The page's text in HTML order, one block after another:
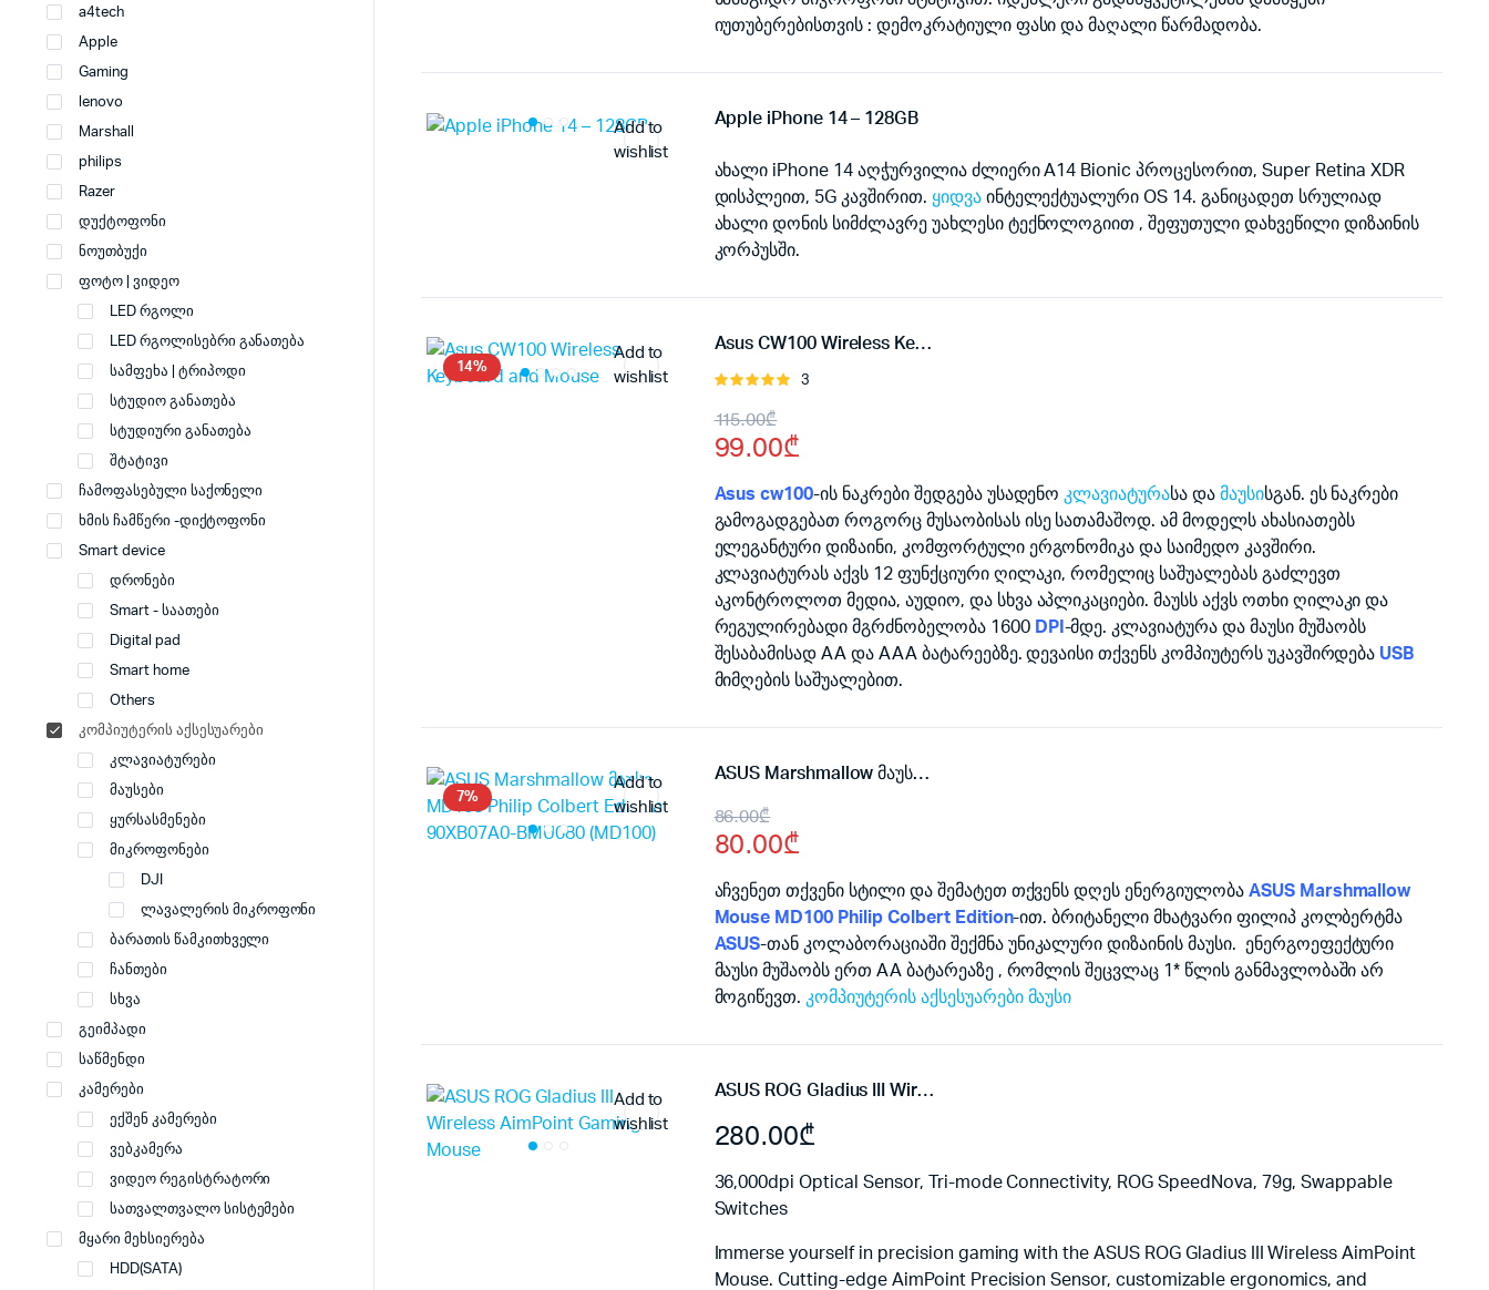
65.00₾.
48.00₾.
იუთუბერებისთვის : დემოკრატიული ფასი და მაღალი წარმადობა.
Add to
wishlist
Apple iPhone 14 – 128GB
ახალი iPhone 14 აღჭურვილია ძლიერი A14 Bionic პროცესორით, Super Retina XDR
დისპლეით, 5G კავშირით. ყიდვაინტელექტუალური OS 14. განიცადეთ სრულიად
ახალი დონის სიმძლავრე უახლესი ტექნოლოგიით , შეფუთული დახვეწილი დიზაინის
კორპუსში.
14%
Add to
wishlist
Asus CW100 Wireless Keyboard and Mouse
შეფასება
დან
3
115.00₾
Original
price
was:
115.00₾.
99.00₾
Current
price
is:
99.00₾.
Asus cw100-ის ნაკრები შედგება უსადენო კლავიატურასა და მაუსისგან. ეს ნაკრები
გამოგადგებათ როგორც მუსაობისას ისე სათამაშოდ. ამ მოდელს ახასიათებს
ელეგანტური დიზაინი, კომფორტული ერგონომიკა და საიმედო კავშირი.
კლავიატურას აქვს 12 ფუნქციური ღილაკი, რომელიც საშუალებას გაძლევთ
აკონტროლოთ მედია, აუდიო, და სხვა აპლიკაციები. მაუსს აქვს ოთხი ღილაკი და
რეგულირებადი მგრძნობელობა 1600 DPI -მდე. კლავიატურა და მაუსი მუშაობს
შესაბამისად AA და AAA ბატარეებზე. დევაისი თქვენს კომპიუტერს უკავშირდება USB
მიმღების საშუალებით.
7%
Add to
wishlist
ASUS Marshmallow მაუსი MD100 Philip Colbert Edition 90XB07A0-BMU080 (MD100)
86.00₾
Original
price
was:
86.00₾.
80.00₾
Current
price
is:
80.00₾.
აჩვენეთ თქვენი სტილი და შემატეთ თქვენს დღეს ენერგიულობა ASUS Marshmallow
Mouse MD100 Philip Colbert Edition-ით. ბრიტანელი მხატვარი ფილიპ კოლბერტმა
ASUS-თან კოლაბორაციაში შექმნა უნიკალური დიზაინის მაუსი. ენერგოეფექტური
მაუსი მუშაობს ერთ AA ბატარეაზე , რომლის შეცვლაც 1* წლის განმავლობაში არ
მოგიწევთ. კომპიუტერის აქსესუარები მაუსი
Add to
wishlist
ASUS ROG Gladius III Wireless AimPoint Gaming Mouse
280.00₾
36,000dpi Optical Sensor, Tri-mode Connectivity, ROG SpeedNova, 79g, Swappable
Switches
Immerse yourself in precision gaming with the ASUS ROG Gladius III Wireless AimPoint
Mouse. Cutting-edge AimPoint Precision Sensor, customizable ergonomics, and
a4tech
Apple
Gaming
lenovo
Marshall
philips
Razer
დუქტოფონი
ნოუთბუქი
ფოტო | ვიდეო
LED რგოლი
LED რგოლისებრი განათება
სამფეხა | ტრიპოდი
სტუდიო განათება
სტუდიური განათება
შტატივი
ჩამოფასებული საქონელი
ხმის ჩამწერი -დიქტოფონი
Smart device
დრონები
Smart - საათები
Digital pad
Smart home
Others
კომპიუტერის აქსესუარები
კლავიატურები
მაუსები
ყურსასმენები
მიკროფონები
DJI
ლავალერის მიკროფონი
ბარათის წამკითხველი
ჩანთები
სხვა
გეიმპადი
საწმენდი
კამერები
ექშენ კამერები
ვებკამერა
ვიდეო რეგისტრატორი
სათვალთვალო სისტემები
მყარი მეხსიერება
HDD(SATA)